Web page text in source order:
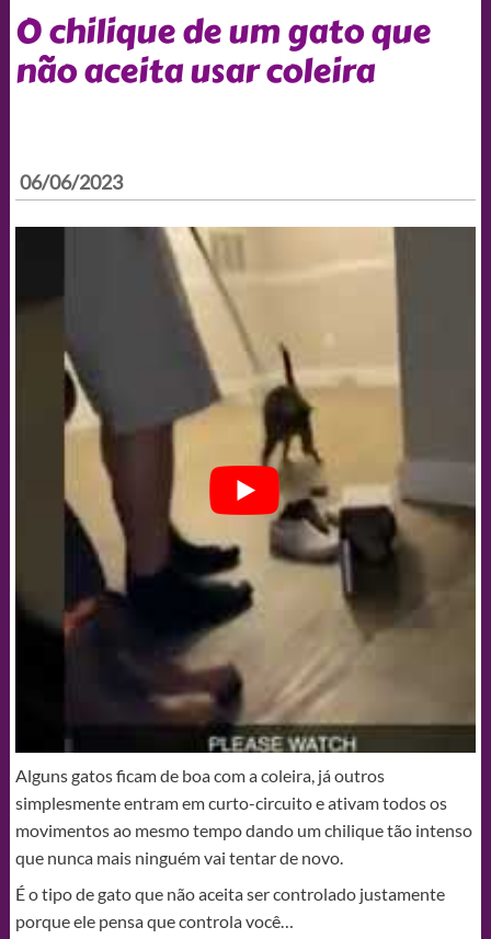
O chilique de um gato que
não aceita usar coleira
06/06/2023
Alguns gatos ficam de boa com a coleira, já outros
simplesmente entram em curto-circuito e ativam todos os
movimentos ao mesmo tempo dando um chilique tão intenso
que nunca mais ninguém vai tentar de novo.
É o tipo de gato que não aceita ser controlado justamente
porque ele pensa que controla você…